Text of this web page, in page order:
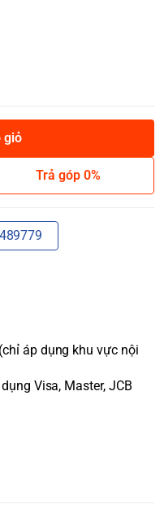
giỏ
Trả góp 0%
áp dụng khu vực nội
Visa, Master, JCB